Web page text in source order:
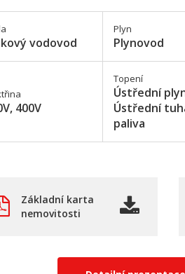
vodovod
Plyn
Plynovod
400V
Topení
Ústřední
Ústřední
paliva
Základní karta
nemovitosti